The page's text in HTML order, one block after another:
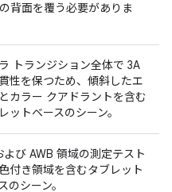
背面を覆う必要がありま
トランジション全体で 3A
性を保つため、傾斜したエ
カラー クアドラントを含む
ットベースのシーン。
よび AWB 領域の測定テスト
付き領域を含むタブレット
のシーン。